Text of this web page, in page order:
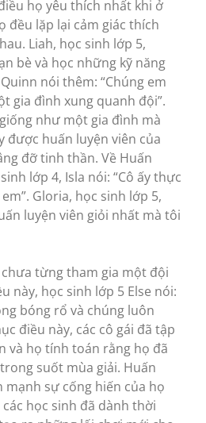
họ yêu thích nhất khi ở
đều lặp lại cảm giác thích
Liah, học sinh lớp 5,
bè và học những kỹ năng
nói thêm: “Chúng em
gia đình xung quanh đội”.
như một gia đình mà
được huấn luyện viên của
đỡ tinh thần. Về Huấn
lớp 4, Isla nói: “Cô ấy thực
Gloria, học sinh lớp 5,
luyện viên giỏi nhất mà tôi
từng tham gia một đội
này, học sinh lớp 5 Else nói:
bóng rổ và chúng luôn
điều này, các cô gái đã tập
và họ tính toán rằng họ đã
suốt mùa giải. Huấn
mạnh sự cống hiến của họ
học sinh đã dành thời